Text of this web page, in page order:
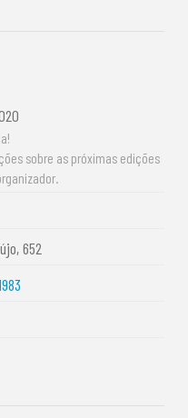
sobre as próximas edições
652